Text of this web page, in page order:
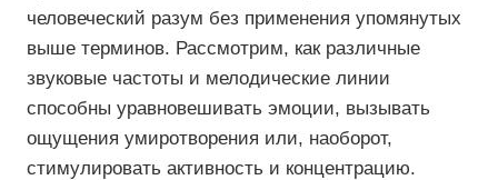
человеческий разум без применения упомянутых
выше терминов. Рассмотрим, как различные
звуковые частоты и мелодические линии
способны уравновешивать эмоции, вызывать
ощущения умиротворения или, наоборот,
стимулировать активность и концентрацию.